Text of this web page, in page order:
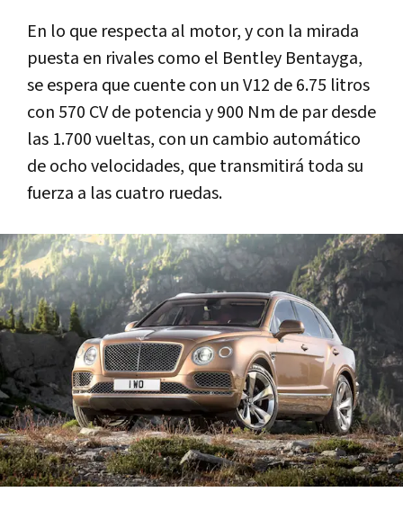
En lo que respecta al motor, y con la mirada
puesta en rivales como el Bentley Bentayga,
se espera que cuente con un V12 de 6.75 litros
con 570 CV de potencia y 900 Nm de par desde
las 1.700 vueltas, con un cambio automático
de ocho velocidades, que transmitirá toda su
fuerza a las cuatro ruedas.